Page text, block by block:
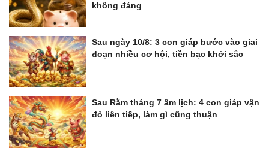
không đáng
Sau ngày 10/8: 3 con giáp bước vào giai
đoạn nhiều cơ hội, tiền bạc khởi sắc
Sau Rằm tháng 7 âm lịch: 4 con giáp vận
đỏ liên tiếp, làm gì cũng thuận